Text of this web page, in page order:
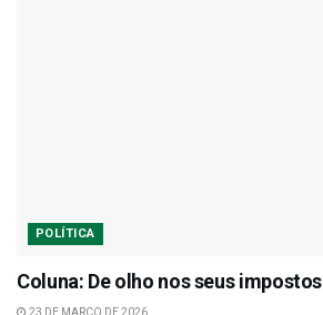
POLÍTICA
Coluna: De olho nos seus impostos
23 DE MARÇO DE 2026